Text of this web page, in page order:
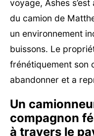
voyage, Ashes
du camion de
un environnement
buissons. Le
frénétiquement son
abandonner et a
Un
compagnon
à travers le